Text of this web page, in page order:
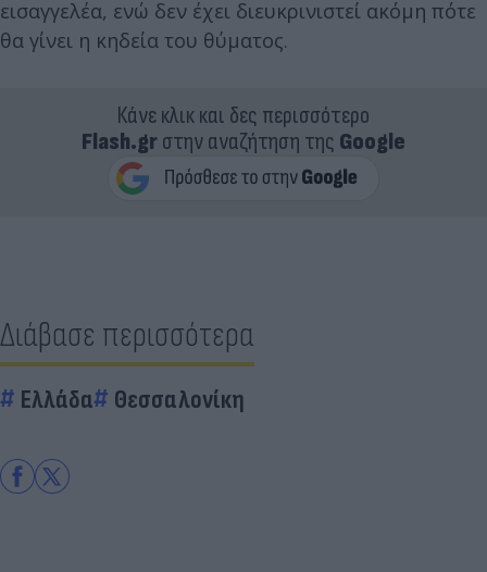
εισαγγελέα, ενώ δεν έχει διευκρινιστεί ακόμη πότε
θα γίνει η κηδεία του θύματος.
Κάνε κλικ και δες περισσότερο
Flash.grστην αναζήτηση της Google
Διάβασε περισσότερα
Ελλάδα Θεσσαλονίκη